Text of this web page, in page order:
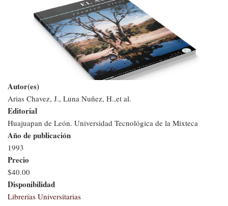
Agua
Recurso
Autor(es)
Arias Chavez, J., Luna Nuñez, H.,et al.
Editorial
Huajuapan de León. Universidad Tecnológica de la Mixteca
Año de publicación
1993
Precio
$40.00
Disponibilidad
Librerías Universitarias